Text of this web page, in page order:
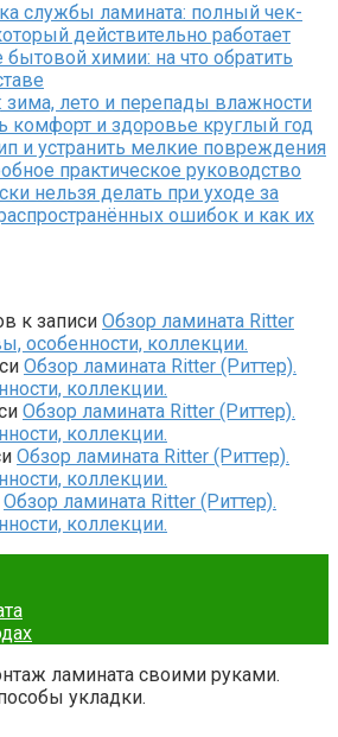
службы ламината: полный чек-
действительно работает
бытовой химии: на что обратить
зима, лето и перепады влажности
комфорт и здоровье круглый год
и устранить мелкие повреждения
практическое руководство
нельзя делать при уходе за
ошибок и как их
к записи Обзор ламината Ritter
особенности, коллекции.
Обзор ламината Ritter (Риттер).
коллекции.
Обзор ламината Ritter (Риттер).
коллекции.
Обзор ламината Ritter (Риттер).
коллекции.
Обзор ламината Ritter (Риттер).
коллекции.
ламината своими руками.
укладки.